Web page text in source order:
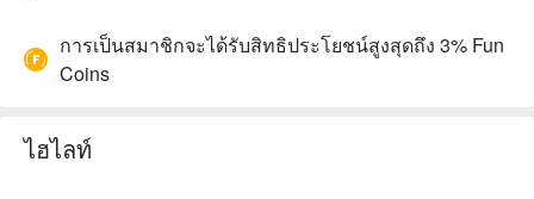
การเป็นสมาชิกจะได้รับสิทธิประโยชน์สูงสุดถึง 3% Fun
Coins
ไฮไลท์